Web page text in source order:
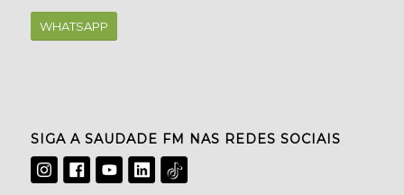
WHATSAPP
SIGA A SAUDADE FM NAS REDES SOCIAIS